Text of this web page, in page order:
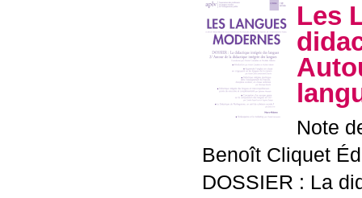
Les
Note
Benoît Cliquet
DOSSIER : La